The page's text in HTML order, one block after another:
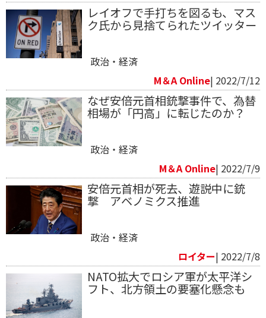
レイオフで手打ちを図るも、マス
ク氏から見捨てられたツイッター
政治・経済
M＆A Online| 2022/7/12
なぜ安倍元首相銃撃事件で、為替
相場が「円高」に転じたのか？
政治・経済
M＆A Online| 2022/7/9
安倍元首相が死去、遊説中に銃
撃 アベノミクス推進
政治・経済
ロイター| 2022/7/8
NATO拡大でロシア軍が太平洋シ
フト、北方領土の要塞化懸念も